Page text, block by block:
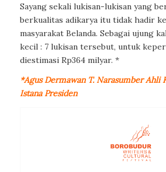
Sayang sekali lukisan-lukisan yang
berkualitas adikarya itu tidak hadir
masyarakat Belanda. Sebagai ujung
kecil : 7 lukisan tersebut, untuk
diestimasi Rp364 milyar. *
*Agus Dermawan T. Narasumber Ahli
Istana Presiden